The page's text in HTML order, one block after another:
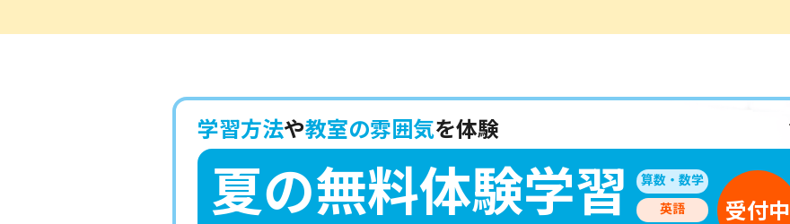
学習方法や教室の雰囲気を体験
夏の無料体験学習
算数・数学
英語
受付中